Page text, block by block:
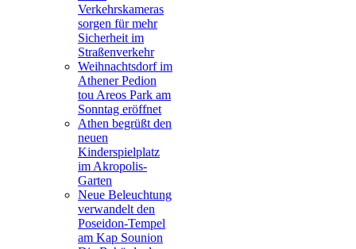
Verkehrskameras
sorgen für mehr
Sicherheit im
Straßenverkehr
Weihnachtsdorf im
Athener Pedion
tou Areos Park am
Sonntag eröffnet
Athen begrüßt den
neuen
Kinderspielplatz
im Akropolis-
Garten
Neue Beleuchtung
verwandelt den
Poseidon-Tempel
am Kap Sounion